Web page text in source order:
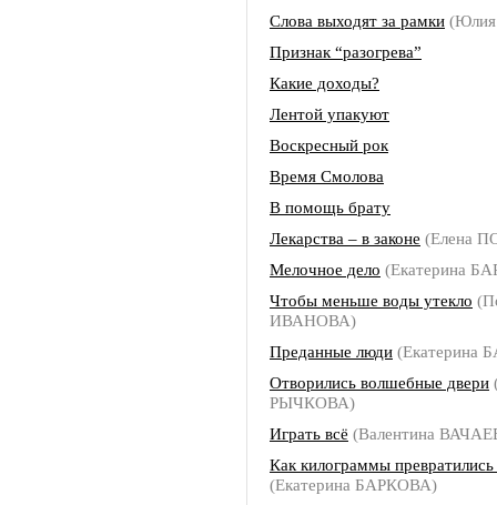
Слова выходят за рамки
Признак “разогрева”
Какие доходы?
Лентой упакуют
Воскресный рок
Время Смолова
В помощь брату
Лекарства – в законе (Елена
Мелочное дело (Екатерина
Чтобы меньше воды утекло
ИВАНОВА)
Преданные люди (Екатерина
Отворились волшебные двери
РЫЧКОВА)
Играть всё (Валентина
Как килограммы
(Екатерина БАРКОВА)